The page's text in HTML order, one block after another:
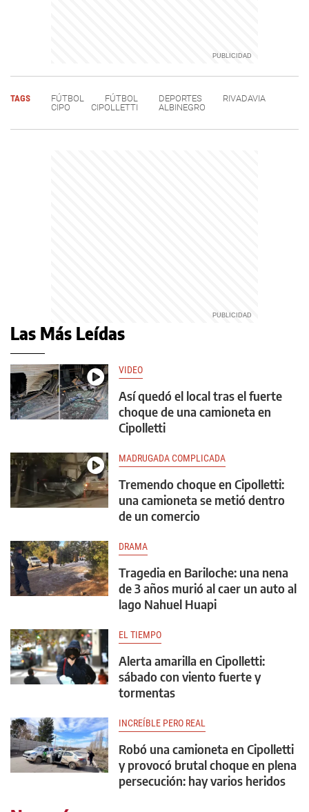
TAGS FÚTBOL FÚTBOL DEPORTES
RIVADAVIA
CIPO
CIPOLLETTI ALBINEGRO
Las Más Leídas
VIDEO
Así quedó el local tras el fuerte
choque de una camioneta en
Cipolletti
MADRUGADA COMPLICADA
Tremendo choque en Cipolletti:
una camioneta se metió dentro
de un comercio
DRAMA
Tragedia en Bariloche: una nena
de 3 años murió al caer un auto al
lago Nahuel Huapi
EL TIEMPO
Alerta amarilla en Cipolletti:
sábado con viento fuerte y
tormentas
INCREÍBLE PERO REAL
Robó una camioneta en Cipolletti
y provocó brutal choque en plena
persecución: hay varios heridos